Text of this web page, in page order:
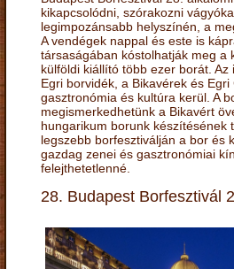
kikapcsolódni, szórakozni
legimpozánsabb helyszínén, a
A vendégek nappal és este is
társaságában kóstolhatják meg a
külföldi kiállító több ezer borát. Az
Egri borvidék, a Bikavérek és
gasztronómia és kultúra kerül. A
megismerkedhetünk a Bikavért
hungarikum borunk készítésének
legszebb borfesztiválján a bor és
gazdag zenei és gasztronómiai
felejthetetlenné.
28. Budapest Borfesztivál